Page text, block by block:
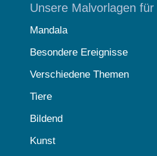
Unsere Malvorlagen für
Mandala
Besondere Ereignisse
Verschiedene Themen
Tiere
Bildend
Kunst